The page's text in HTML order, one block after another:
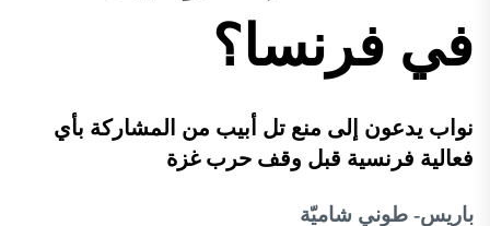
في فرنسا؟
نواب يدعون إلى منع تل أبيب من المشاركة بأي
فعالية فرنسية قبل وقف حرب غزة
باريس- طوني شاميّة